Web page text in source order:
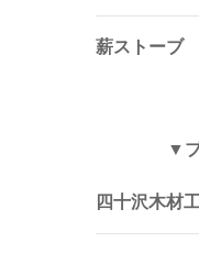
薪ストーブ
▼
四十沢木材